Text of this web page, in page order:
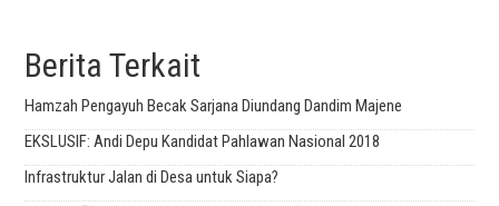
Berita Terkait
Hamzah Pengayuh Becak Sarjana Diundang Dandim Majene
EKSLUSIF: Andi Depu Kandidat Pahlawan Nasional 2018
Infrastruktur Jalan di Desa untuk Siapa?